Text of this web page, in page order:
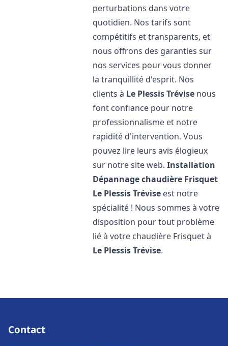
perturbations dans votre
quotidien. Nos tarifs sont
compétitifs et transparents, et
nous offrons des garanties sur
nos services pour vous donner
la tranquillité d'esprit. Nos
clients à Le Plessis Trévise nous
font confiance pour notre
professionnalisme et notre
rapidité d'intervention. Vous
pouvez lire leurs avis élogieux
sur notre site web.Installation
Dépannage chaudière Frisquet
Le Plessis Trévise est notre
spécialité ! Nous sommes à votre
disposition pour tout problème
lié à votre chaudière Frisquet à
Le Plessis Trévise.
Contact